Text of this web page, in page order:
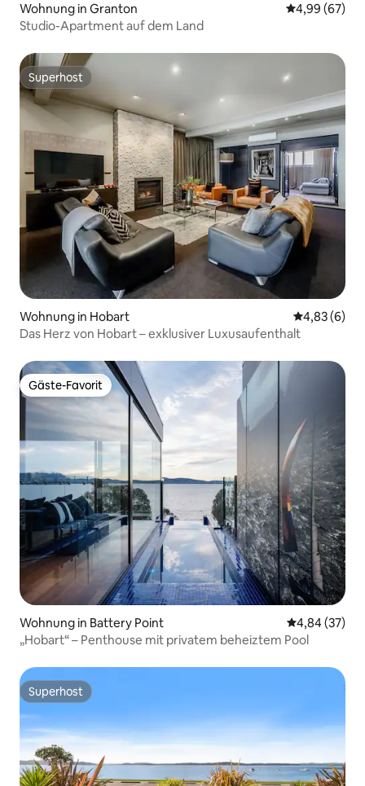
Wohnung in Granton
4,99 (67)
Studio-Apartment auf dem Land
Superhost
Superhost
Wohnung in Hobart
4,83 (6)
Das Herz von Hobart – exklusiver Luxusaufenthalt
Gäste-Favorit
Gäste-Favorit
Wohnung in Battery Point
4,84 (37)
„Hobart“ – Penthouse mit privatem beheiztem Pool
Superhost
Superhost